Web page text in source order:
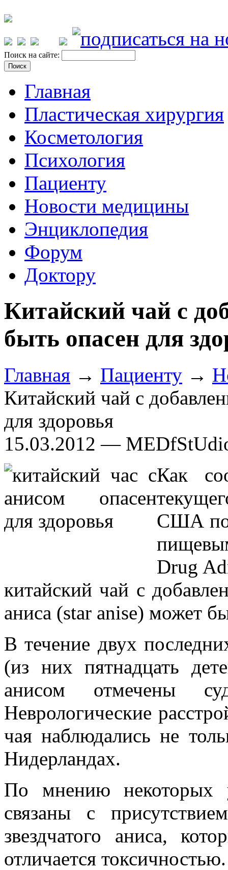
Поиск на сайте:
Главная
Пластическая хирургия
Косметология
Психология
Пациенту
Новости медицины
Энциклопедия
Форум
Доктору
Китайский чай с
быть опасен для
Главная → Пациенту →
Китайский чай с
для здоровья
15.03.2012 —
Как
США по
Drug
китайский чай с
аниса (star anise) может
В течение двух
(из них пятнадцать
анисом отмечены
Неврологические
чая наблюдались не
Нидерландах.
По мнению некоторых
связаны с
звездчатого аниса,
отличается токсичностью.